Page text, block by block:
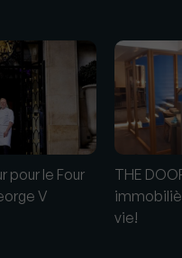
pour le Four
V
THE
vie!